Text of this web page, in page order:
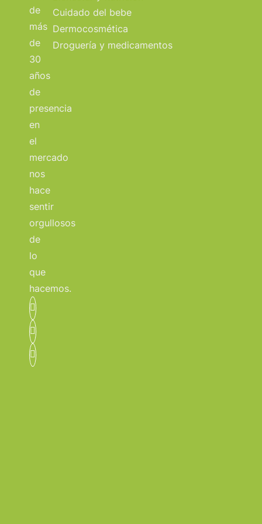
de
más
de
30
años
de
presencia
en
el
mercado
nos
hace
sentir
orgullosos
de
lo
que
hacemos.
Cuidado del bebe
Dermocosmética
Droguería y medicamentos